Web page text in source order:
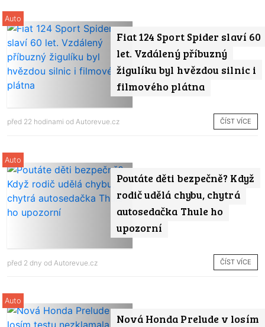
Fiat 124 Sport Spider slaví 60
let. Vzdálený příbuzný
žigulíku byl hvězdou silnic i
filmového plátna
Auto
před 22 hodinami od Autorevue.cz ČÍST VÍCE
Poutáte děti bezpečně? Když
rodič udělá chybu, chytrá
autosedačka Thule ho
upozorní
Auto
před 2 dny od Autorevue.cz ČÍST VÍCE
Nová Honda Prelude v losím
Auto